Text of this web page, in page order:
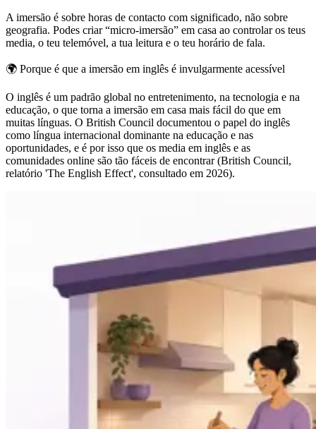
A imersão é sobre horas de contacto com significado, não sobre
geografia. Podes criar “micro-imersão” em casa ao controlar os teus
media, o teu telemóvel, a tua leitura e o teu horário de fala.
🌍 Porque é que a imersão em inglês é invulgarmente acessível
O inglês é um padrão global no entretenimento, na tecnologia e na
educação, o que torna a imersão em casa mais fácil do que em
muitas línguas. O British Council documentou o papel do inglês
como língua internacional dominante na educação e nas
oportunidades, e é por isso que os media em inglês e as
comunidades online são tão fáceis de encontrar (British Council,
relatório 'The English Effect', consultado em 2026).